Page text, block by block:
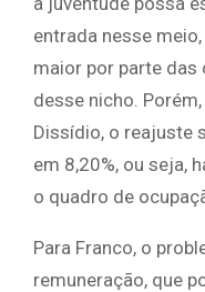
entrada nesse
maior por parte
desse nicho.
Dissídio, o reajuste
em 8,20%, ou seja,
o quadro de
Para Franco, o
remuneração, que